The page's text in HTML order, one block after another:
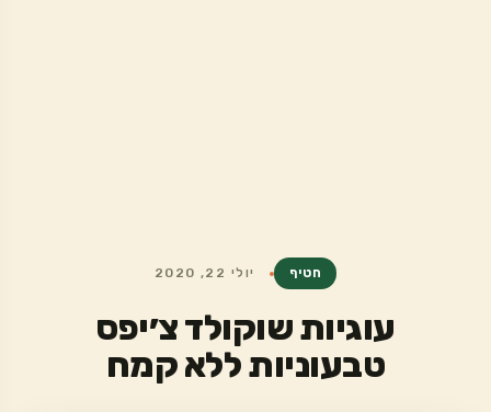
חטיף יולי 22, 2020
עוגיות שוקולד צ׳יפס
טבעוניות ללא קמח